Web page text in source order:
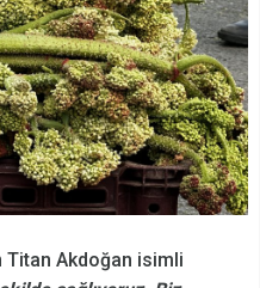
Titan Akdoğan isimli